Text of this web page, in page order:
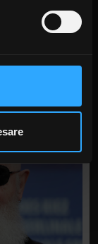
și pentru
de
Aceștia le
sau culese
alegeți să
de acord